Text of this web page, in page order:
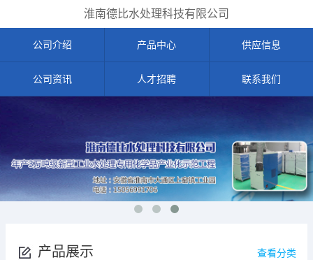
淮南德比水处理科技有限公司
公司介绍 产品中心 供应信息
公司资讯 人才招聘 联系我们
产品展示 查看分类